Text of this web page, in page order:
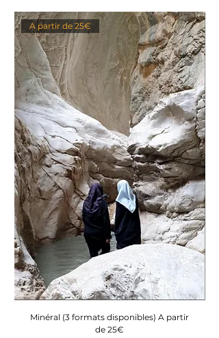
A partir de 25€
Minéral (3 formats disponibles) A partir
de 25€